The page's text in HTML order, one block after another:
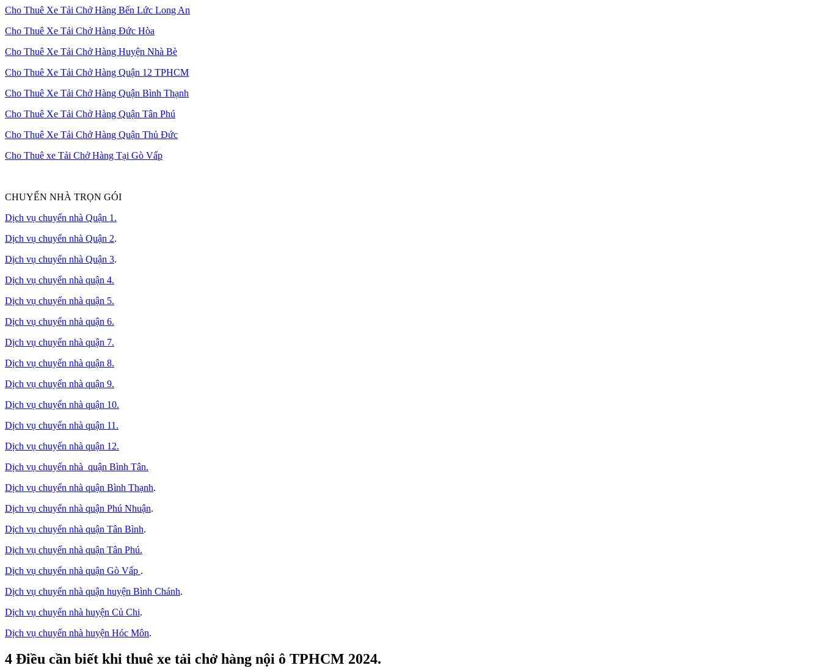
Cho Thuê Xe Tải Chở Hàng Bến Lức Long An
Cho Thuê Xe Tải Chở Hàng Đức Hòa
Cho Thuê Xe Tải Chở Hàng Huyện Nhà Bè
Cho Thuê Xe Tải Chở Hàng Quận 12 TPHCM
Cho Thuê Xe Tải Chở Hàng Quận Bình Thạnh
Cho Thuê Xe Tải Chở Hàng Quận Tân Phú
Cho Thuê Xe Tải Chở Hàng Quận Thủ Đức
Cho Thuê xe Tải Chở Hàng Tại Gò Vấp
CHUYỂN NHÀ TRỌN GÓI
Dịch vụ chuyển nhà Quận 1.
Dịch vụ chuyển nhà Quận 2.
Dịch vụ chuyển nhà Quận 3.
Dịch vụ chuyển nhà quận 4.
Dịch vụ chuyển nhà quận 5.
Dịch vụ chuyển nhà quận 6.
Dịch vụ chuyển nhà quận 7.
Dịch vụ chuyển nhà quận 8.
Dịch vụ chuyển nhà quận 9.
Dịch vụ chuyển nhà quận 10.
Dịch vụ chuyển nhà quận 11.
Dịch vụ chuyển nhà quận 12.
Dịch vụ chuyển nhà quận Bình Tân.
Dịch vụ chuyển nhà quận Bình Thạnh.
Dịch vụ chuyển nhà quận Phú Nhuận.
Dịch vụ chuyển nhà quận Tân Bình.
Dịch vụ chuyển nhà quận Tân Phú.
Dịch vụ chuyển nhà quận Gò Vấp .
Dịch vụ chuyển nhà quận huyện Bình Chánh.
Dịch vụ chuyển nhà huyện Củ Chi.
Dịch vụ chuyển nhà huyện Hóc Môn.
4 Điều cần biết khi thuê xe tải chở hàng nội ô TPHCM 2024.